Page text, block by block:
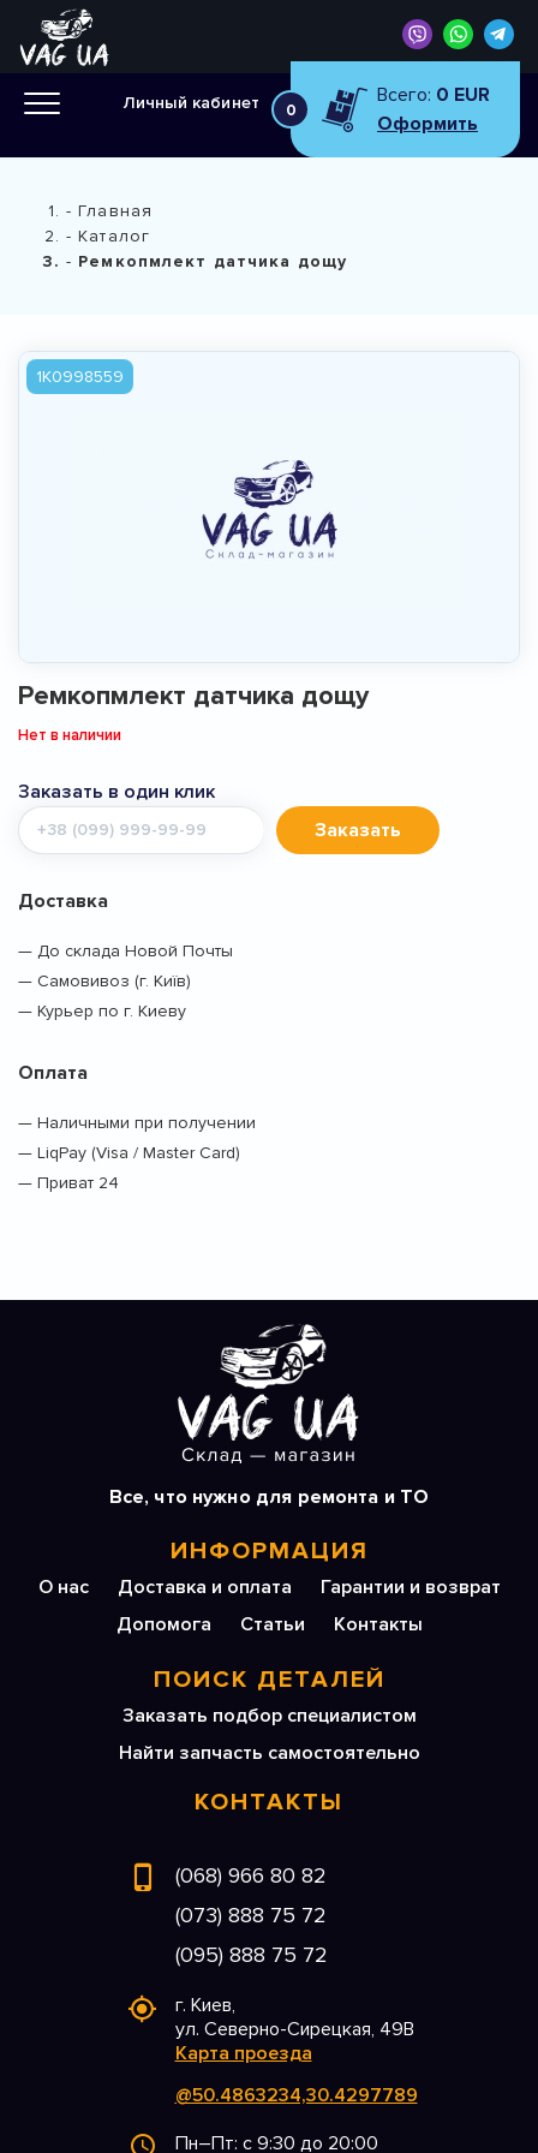
Личный кабинет 0
Всего: 0 EUR
Оформить
Главная
Каталог
Ремкопмлект датчика дощу
1K0998559
Ремкопмлект датчика дощу
Нет в наличии
Заказать в один клик
Мобильный
телефон
Заказать
Доставка
— До склада Новой Почты
— Самовивоз (г. Київ)
— Курьер по г. Киеву
Оплата
— Наличными при получении
— LiqPay (Visa / Master Card)
— Приват 24
Все, что нужно для ремонта и ТО
ИНФОРМАЦИЯ
О нас Доставка и оплата
Гарантии и возврат
Допомога
Статьи Контакты
ПОИСК ДЕТАЛЕЙ
Заказать подбор специалистом
Найти запчасть самостоятельно
КОНТАКТЫ
(068) 966 80 82
(073) 888 75 72
(095) 888 75 72
г. Киев,
ул. Северно-Сирецкая, 49В
Карта проезда
@50.4863234,30.4297789
Пн–Пт: с 9:30 до 20:00